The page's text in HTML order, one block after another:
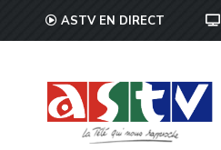
ASTV EN DIRECT